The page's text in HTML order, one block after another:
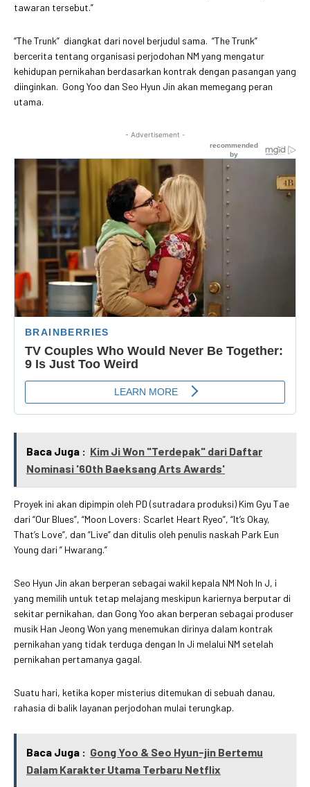
tawaran tersebut.”
“The Trunk” diangkat dari novel berjudul sama. “The Trunk”
bercerita tentang organisasi perjodohan NM yang mengatur
kehidupan pernikahan berdasarkan kontrak dengan pasangan yang
diinginkan. Gong Yoo dan Seo Hyun Jin akan memegang peran
utama.
- Advertisement -
Baca Juga : Kim Ji Won "Terdepak" dari Daftar
Nominasi '60th Baeksang Arts Awards'
Proyek ini akan dipimpin oleh PD (sutradara produksi) Kim Gyu Tae
dari “Our Blues”, “Moon Lovers: Scarlet Heart Ryeo”, “It’s Okay,
That’s Love”, dan “Live” dan ditulis oleh penulis naskah Park Eun
Young dari ” Hwarang.”
Seo Hyun Jin akan berperan sebagai wakil kepala NM Noh In J, i
yang memilih untuk tetap melajang meskipun kariernya berputar di
sekitar pernikahan, dan Gong Yoo akan berperan sebagai produser
musik Han Jeong Won yang menemukan dirinya dalam kontrak
pernikahan yang tidak terduga dengan In Ji melalui NM setelah
pernikahan pertamanya gagal.
Suatu hari, ketika koper misterius ditemukan di sebuah danau,
rahasia di balik layanan perjodohan mulai terungkap.
Baca Juga : Gong Yoo & Seo Hyun-jin Bertemu
Dalam Karakter Utama Terbaru Netflix